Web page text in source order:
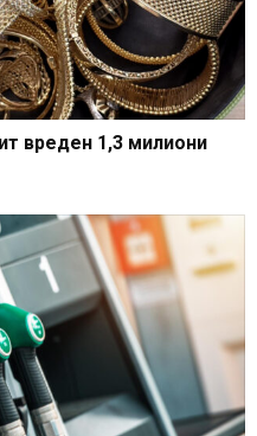
вреден 1,3 милиони